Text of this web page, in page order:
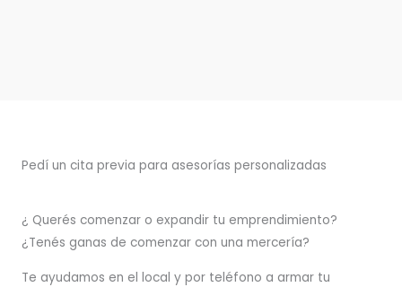
Pedí un cita previa para asesorías personalizadas
¿ Querés comenzar o expandir tu emprendimiento?
¿Tenés ganas de comenzar con una mercería?
Te ayudamos en el local y por teléfono a armar tu